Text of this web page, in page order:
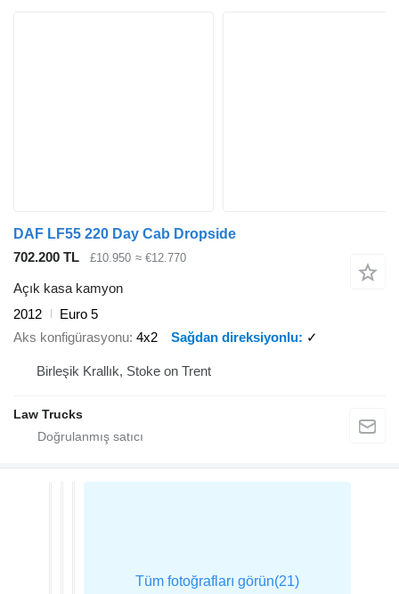
DAF LF55 220 Day Cab Dropside
702.200 TL
£10.950 ≈ €12.770
Açık kasa kamyon
2012
Euro 5
Aks konfigürasyonu 4x2 Sağdan direksiyonlu ✓
Birleşik Krallık, Stoke on Trent
Law Trucks